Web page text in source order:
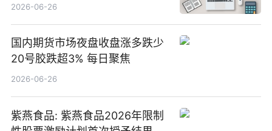
2026-06-26
国内期货市场夜盘收盘涨多跌少
20号胶跌超3% 每日聚焦
2026-06-26
紫燕食品: 紫燕食品2026年限制